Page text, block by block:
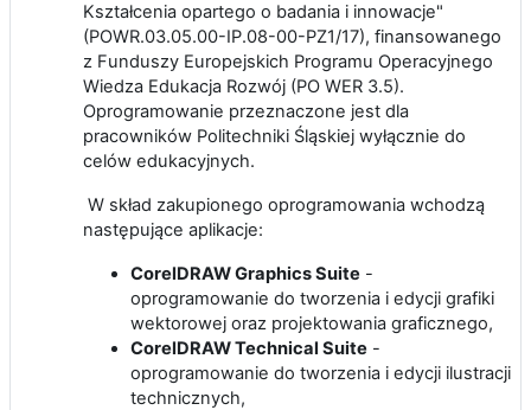
Kształcenia opartego o badania i innowacje"
(POWR.03.05.00-IP.08-00-PZ1/17), finansowanego
z Funduszy Europejskich Programu Operacyjnego
Wiedza Edukacja Rozwój (PO WER 3.5).
Oprogramowanie przeznaczone jest dla
pracowników Politechniki Śląskiej wyłącznie do
celów edukacyjnych.
W skład zakupionego oprogramowania wchodzą
następujące aplikacje:
CorelDRAW Graphics Suite -
oprogramowanie do tworzenia i edycji grafiki
wektorowej oraz projektowania graficznego,
CorelDRAW Technical Suite -
oprogramowanie do tworzenia i edycji ilustracji
technicznych,